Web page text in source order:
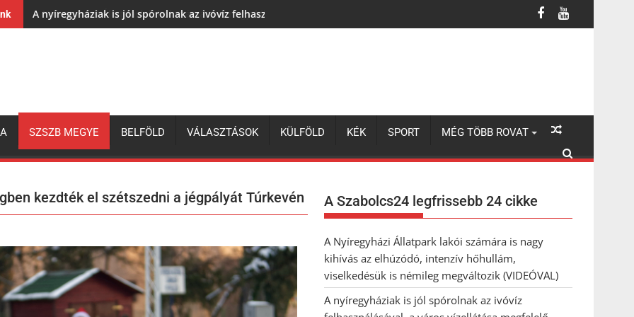
A nyíregyháziak is jól spórolnak az ivóvíz felhasználásával, a város vízellátása megfelelő
SZSZB MEGYE BELFÖLD VÁLASZTÁSOK KÜLFÖLD KÉK SPORT MÉG TÖBB ROVAT
kezdték el szétszedni a jégpályát Túrkevén A Szabolcs24 legfrissebb 24 cikke
A Nyíregyházi Állatpark lakói számára is nagy
kihívás az elhúzódó, intenzív hőhullám,
viselkedésük is némileg megváltozik (VIDEÓVAL)
A nyíregyháziak is jól spórolnak az ivóvíz